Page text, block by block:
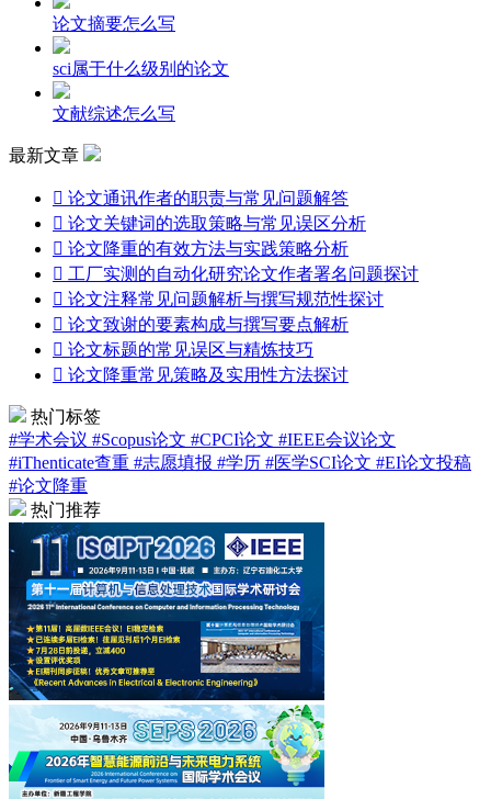
论文摘要怎么写
sci属于什么级别的论文
文献综述怎么写
最新文章
 论文通讯作者的职责与常见问题解答
 论文关键词的选取策略与常见误区分析
 论文降重的有效方法与实践策略分析
 工厂实测的自动化研究论文作者署名问题探讨
 论文注释常见问题解析与撰写规范性探讨
 论文致谢的要素构成与撰写要点解析
 论文标题的常见误区与精炼技巧
 论文降重常见策略及实用性方法探讨
热门标签
#学术会议 #Scopus论文 #CPCI论文 #IEEE会议论文
#iThenticate查重 #志愿填报 #学历 #医学SCI论文 #EI论文投稿
#论文降重
热门推荐